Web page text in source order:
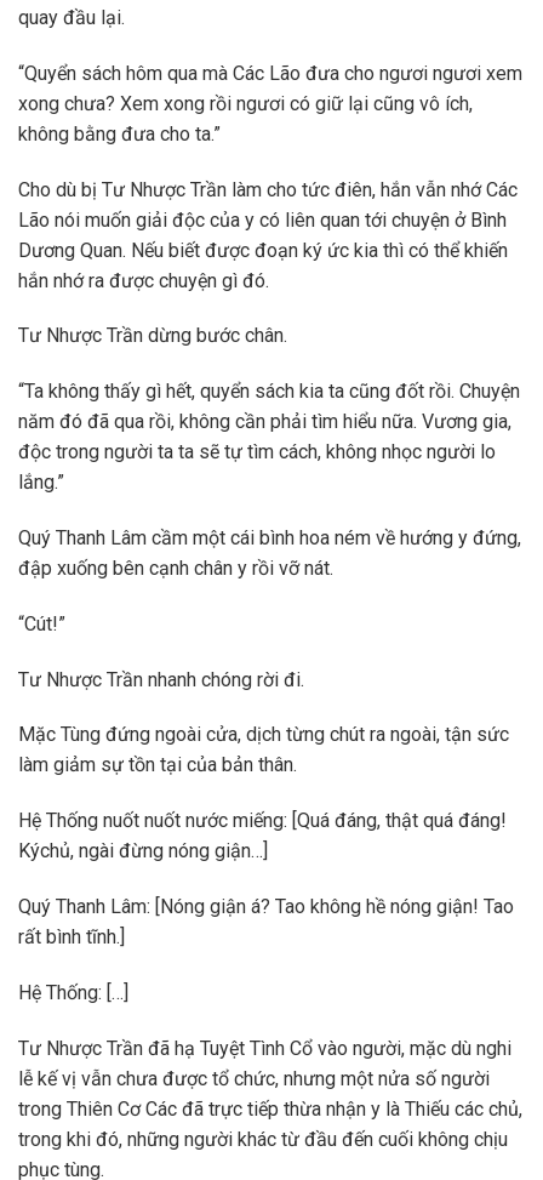
quay đầu lại.
“Quyển sách hôm qua mà Các Lão đưa cho ngươi ngươi xem
xong chưa? Xem xong rồi ngươi có giữ lại cũng vô ích,
không bằng đưa cho ta.”
Cho dù bị Tư Nhược Trần làm cho tức điên, hắn vẫn nhớ Các
Lão nói muốn giải độc của y có liên quan tới chuyện ở Bình
Dương Quan. Nếu biết được đoạn ký ức kia thì có thể khiến
hắn nhớ ra được chuyện gì đó.
Tư Nhược Trần dừng bước chân.
“Ta không thấy gì hết, quyển sách kia ta cũng đốt rồi. Chuyện
năm đó đã qua rồi, không cần phải tìm hiểu nữa. Vương gia,
độc trong người ta ta sẽ tự tìm cách, không nhọc người lo
lắng.”
Quý Thanh Lâm cầm một cái bình hoa ném về hướng y đứng,
đập xuống bên cạnh chân y rồi vỡ nát.
“Cút!”
Tư Nhược Trần nhanh chóng rời đi.
Mặc Tùng đứng ngoài cửa, dịch từng chút ra ngoài, tận sức
làm giảm sự tồn tại của bản thân.
Hệ Thống nuốt nuốt nước miếng: [Quá đáng, thật quá đáng!
Kýchủ, ngài đừng nóng giận…]
Quý Thanh Lâm: [Nóng giận á? Tao không hề nóng giận! Tao
rất bình tĩnh.]
Hệ Thống: […]
Tư Nhược Trần đã hạ Tuyệt Tình Cổ vào người, mặc dù nghi
lễ kế vị vẫn chưa được tổ chức, nhưng một nửa số người
trong Thiên Cơ Các đã trực tiếp thừa nhận y là Thiếu các chủ,
trong khi đó, những người khác từ đầu đến cuối không chịu
phục tùng.